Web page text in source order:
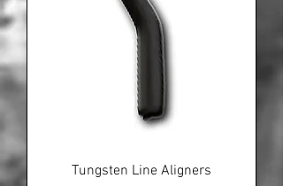
Tungsten Line Aligners